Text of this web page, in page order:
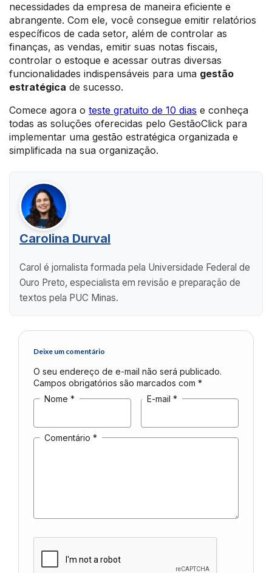
necessidades da empresa de maneira eficiente e
abrangente. Com ele, você consegue emitir relatórios
específicos de cada setor, além de controlar as
finanças, as vendas, emitir suas notas fiscais,
controlar o estoque e acessar outras diversas
funcionalidades indispensáveis para uma gestão
estratégica de sucesso.
Comece agora o teste gratuito de 10 dias e conheça
todas as soluções oferecidas pelo GestãoClick para
implementar uma gestão estratégica organizada e
simplificada na sua organização.
Carolina Durval
Carol é jornalista formada pela Universidade Federal de
Ouro Preto, especialista em revisão e preparação de
textos pela PUC Minas.
Deixe um comentário
O seu endereço de e-mail não será publicado.
Campos obrigatórios são marcados com *
Nome * E-mail *
Comentário *